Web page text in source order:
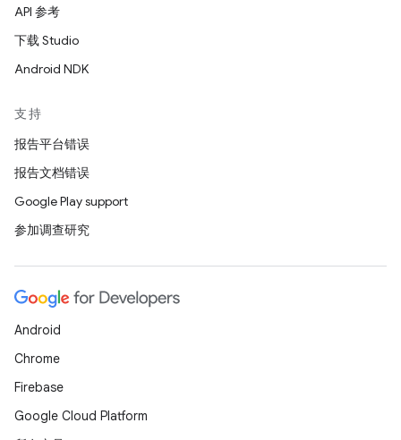
API 参考
下载 Studio
Android NDK
支持
报告平台错误
报告文档错误
Google Play support
参加调查研究
Android
Chrome
Firebase
Google Cloud Platform